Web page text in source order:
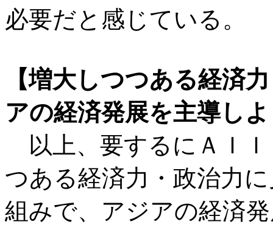
必要だと感じている。
【増大しつつある経済
アの経済発展を主導し
以上、要するにＡＩ
つある経済力・政治力
組みで、アジアの経済